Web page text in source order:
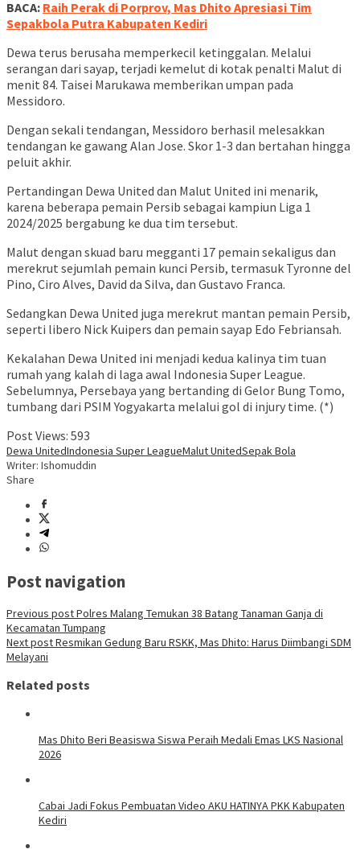
BACA: Raih Perak di Porprov, Mas Dhito Apresiasi Tim
Sepakbola Putra Kabupaten Kediri
Dewa terus berusaha memperkecil ketinggalan. Melalui
serangan dari sayap, terjadi kemelut di kotak penalti Malut di
menit 84. Taisei Marukawa memberikan umpan pada
Messidoro.
Dengan sekali tendangan, Messidoro berhasil melesakkan
tendangan ke gawang Alan Jose. Skor 1-3 dan bertahan hingga
peluit akhir.
Pertandingan Dewa United dan Malut United ini menarik,
karena beberapa pemain Persib sebagai kampiun Liga 1
2024/2025 bergabung ke dua tim tersebut.
Malut dengan skuad baru megganti 17 pemain sekaligus dan
merekrut sejumlah pemain kunci Persib, termasuk Tyronne del
Pino, Ciro Alves, David da Silva, dan Gustavo Franca.
Sedangkan Dewa United juga merekrut mantan pemain Persib,
seperti libero Nick Kuipers dan pemain sayap Edo Febriansah.
Kekalahan Dewa United ini menjadi kedua kalinya tim tuan
rumah yang kalah di laga awal Indonesia Super League.
Sebelumnya, Persebaya yang bertanding di Gelor Bung Tomo,
tumbang dari PSIM Yogyakarta melalui gol di injury time. (*)
Post Views: 593
Dewa UnitedIndonesia Super LeagueMalut UnitedSepak Bola
Writer: Ishomuddin
Share
Post navigation
Previous postPolres Malang Temukan 38 Batang Tanaman Ganja di
Kecamatan Tumpang
Next postResmikan Gedung Baru RSKK, Mas Dhito: Harus Diimbangi SDM
Melayani
Related posts
Mas Dhito Beri Beasiswa Siswa Peraih Medali Emas LKS Nasional
2026
Cabai Jadi Fokus Pembuatan Video AKU HATINYA PKK Kabupaten
Kediri